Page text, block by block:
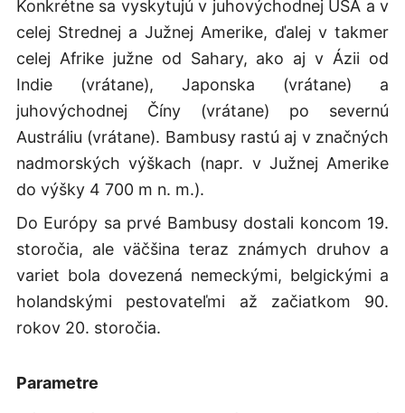
Konkrétne sa vyskytujú v juhovýchodnej USA a v
celej Strednej a Južnej Amerike, ďalej v takmer
celej Afrike južne od Sahary, ako aj v Ázii od
Indie (vrátane), Japonska (vrátane) a
juhovýchodnej Číny (vrátane) po severnú
Austráliu (vrátane). Bambusy rastú aj v značných
nadmorských výškach (napr. v Južnej Amerike
do výšky 4 700 m n. m.).
Do Európy sa prvé Bambusy dostali koncom 19.
storočia, ale väčšina teraz známych druhov a
variet bola dovezená nemeckými, belgickými a
holandskými pestovateľmi až začiatkom 90.
rokov 20. storočia.
Parametre